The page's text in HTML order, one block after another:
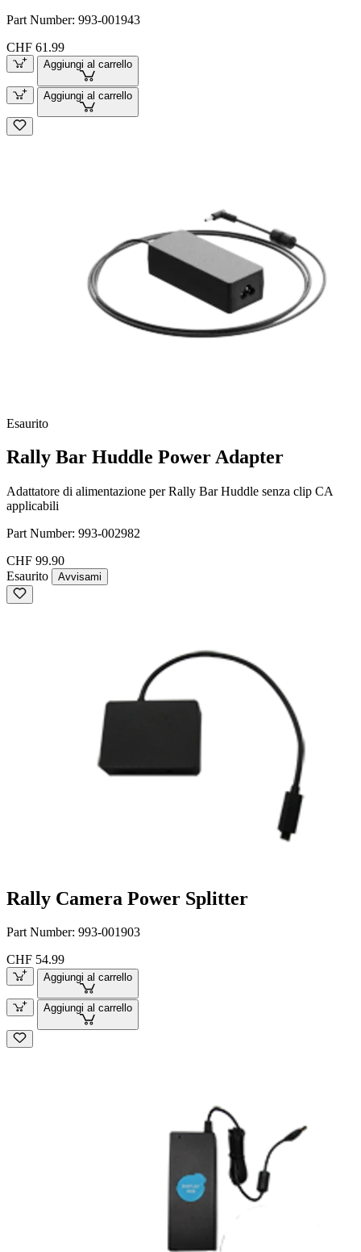
Part Number: 993-001943
CHF 61.99
Aggiungi al carrello
Aggiungi al carrello
Esaurito
Rally Bar Huddle Power Adapter
Adattatore di alimentazione per Rally Bar Huddle senza clip CA
applicabili
Part Number: 993-002982
CHF 99.90
Esaurito
Avvisami
Rally Camera Power Splitter
Part Number: 993-001903
CHF 54.99
Aggiungi al carrello
Aggiungi al carrello